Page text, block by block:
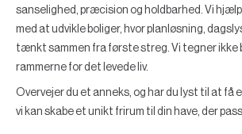
sanselighed, præcision og holdbarhed. Vi
med at udvikle boliger, hvor planløsning,
tænkt sammen fra første streg. Vi tegner ikke
rammerne for det levede liv.
Overvejer du et anneks, og har du lyst til at få
vi kan skabe et unikt frirum til din have, der